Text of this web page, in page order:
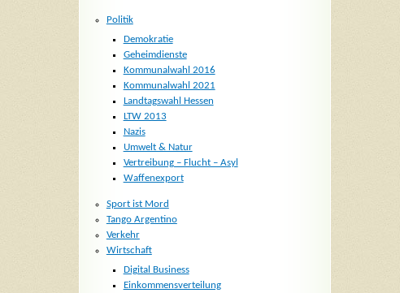
Politik
Demokratie
Geheimdienste
Kommunalwahl 2016
Kommunalwahl 2021
Landtagswahl Hessen
LTW 2013
Nazis
Umwelt & Natur
Vertreibung – Flucht – Asyl
Waffenexport
Sport ist Mord
Tango Argentino
Verkehr
Wirtschaft
Digital Business
Einkommensverteilung